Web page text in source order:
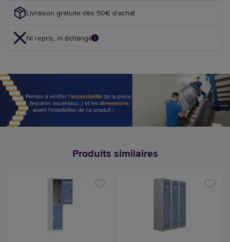
Livraison gratuite dès 50€ d'achat
Ni repris, ni échangé
Produits similaires